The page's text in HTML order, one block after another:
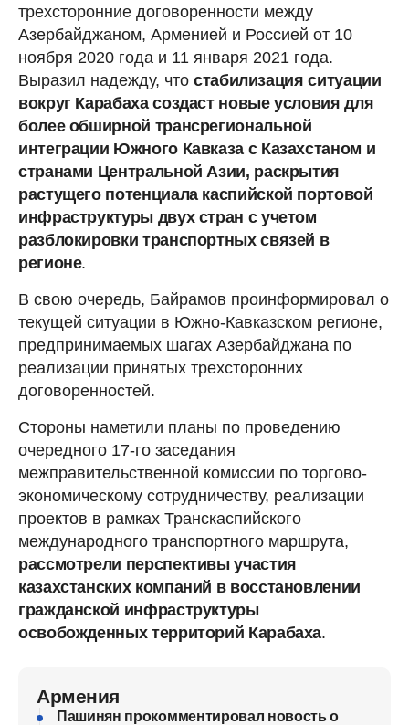
трехсторонние договоренности между
Азербайджаном, Арменией и Россией от 10
ноября 2020 года и 11 января 2021 года.
Выразил надежду, что стабилизация ситуации
вокруг Карабаха создаст новые условия для
более обширной трансрегиональной
интеграции Южного Кавказа с Казахстаном и
странами Центральной Азии, раскрытия
растущего потенциала каспийской портовой
инфраструктуры двух стран с учетом
разблокировки транспортных связей в
регионе.
В свою очередь, Байрамов проинформировал о
текущей ситуации в Южно-Кавказском регионе,
предпринимаемых шагах Азербайджана по
реализации принятых трехсторонних
договоренностей.
Стороны наметили планы по проведению
очередного 17-го заседания
межправительственной комиссии по торгово-
экономическому сотрудничеству, реализации
проектов в рамках Транскаспийского
международного транспортного маршрута,
рассмотрели перспективы участия
казахстанских компаний в восстановлении
гражданской инфраструктуры
освобожденных территорий Карабаха.
Армения
Пашинян прокомментировал новость о